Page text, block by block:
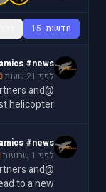
חדשות 15
#news
לפני 21 שעות 4
#news
לפני 1 שבועות